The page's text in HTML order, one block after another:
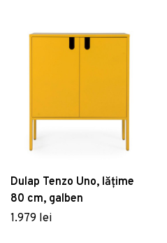
Dulap Tenzo Uno, lățime
80 cm, galben
1.979 lei